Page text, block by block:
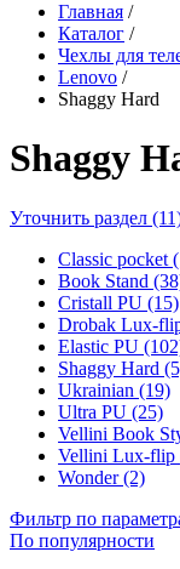
Главная /
Каталог /
Чехлы для
Lenovo /
Shaggy Hard
Shaggy
Уточнить раздел
Classic pocket
Book Stand
Cristall PU (15)
Drobak Lux-
Elastic PU
Shaggy Hard
Ukrainian (19)
Ultra PU (25)
Vellini Book
Vellini Lux-flip
Wonder (2)
Фильтр по
По популярности